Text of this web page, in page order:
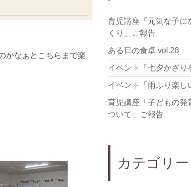
かなぁとこちらまで楽
育児講座「元気な子に
くり」ご報告
ある日の食卓 vol.28
イベント「七夕かざり
イベント「雨ふり楽し
育児講座「子どもの発
ついて」ご報告
カテゴリー